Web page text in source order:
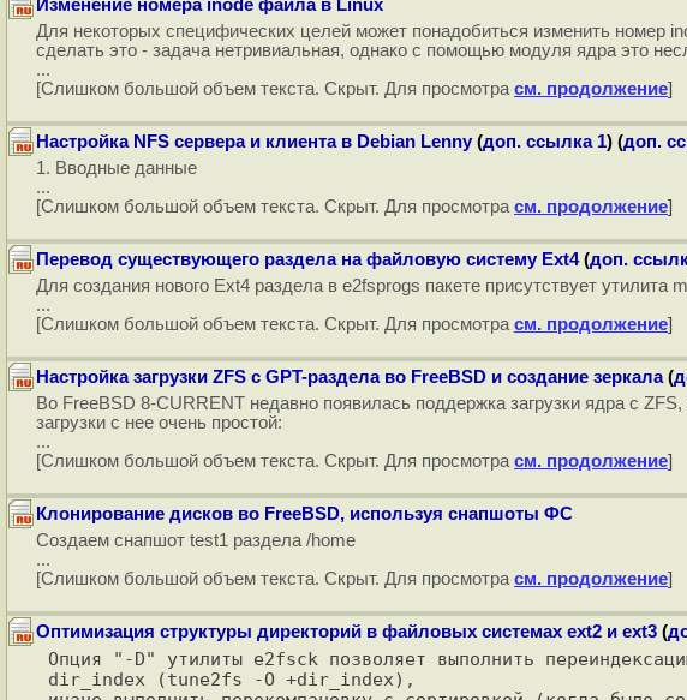
Изменение номера inode файла в Linux
Для некоторых специфических целей может понадобиться изменить
сделать это - задача нетривиальная, однако с помощью модуля ядра это
...
[Слишком большой объем текста. Скрыт. Для просмотра см. продолжение]
Настройка NFS сервера и клиента в Debian Lenny (доп. ссылка 1) (доп.
1. Вводные данные
...
[Слишком большой объем текста. Скрыт. Для просмотра см. продолжение]
Перевод существующего раздела на файловую систему Ext4(доп.
Для создания нового Ext4 раздела в e2fsprogs пакете присутствует
...
[Слишком большой объем текста. Скрыт. Для просмотра см. продолжение]
Настройка загрузки ZFS с GPT-раздела во FreeBSD и создание зеркала(
Во FreeBSD 8-CURRENT недавно появилась поддержка загрузки ядра с
загрузки с нее очень простой:
...
[Слишком большой объем текста. Скрыт. Для просмотра см. продолжение]
Клонирование дисков во FreeBSD, используя снапшоты ФС
Создаем снапшот test1 раздела /home
...
[Слишком большой объем текста. Скрыт. Для просмотра см. продолжение]
Оптимизация структуры директорий в файловых системах ext2 и ext3 (
Опция "-D" утилиты e2fsck позволяет выполнить
dir_index (tune2fs -O +dir_index),